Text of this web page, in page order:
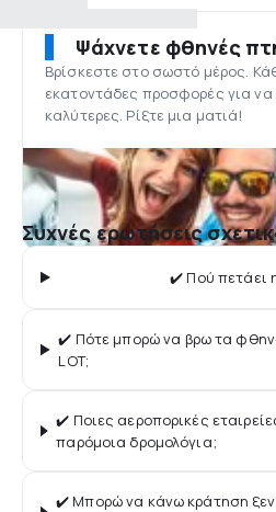
Ψάχνετε φθηνές
Βρίσκεστε στο σωστό μέρος.
εκατοντάδες προσφορές για να
καλύτερες. Ρίξτε μια ματιά!
Συχνές ερωτήσεις
✔️ Πού πετάει
✔️ Πότε μπορώ να βρω τα
LOT;
✔️ Ποιες αεροπορικές
παρόμοια δρομολόγια;
✔️ Μπορώ να κάνω κράτηση